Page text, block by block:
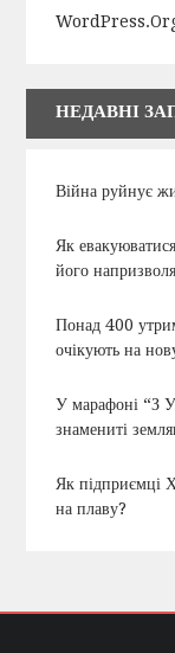
НЕДАВНІ
Війна руйнує
Як
його
Понад 400
очікують на
У марафоні “З
знамениті
Як підприємці
на плаву?